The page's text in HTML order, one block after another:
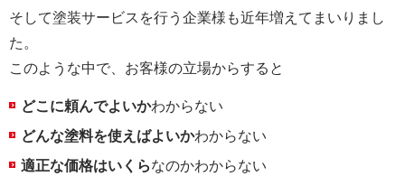
そして塗装サービスを行う企業様も近年増えてまいりまし
た。
このような中で、お客様の立場からすると
どこに頼んでよいかわからない
どんな塗料を使えばよいかわからない
適正な価格はいくらなのかわからない